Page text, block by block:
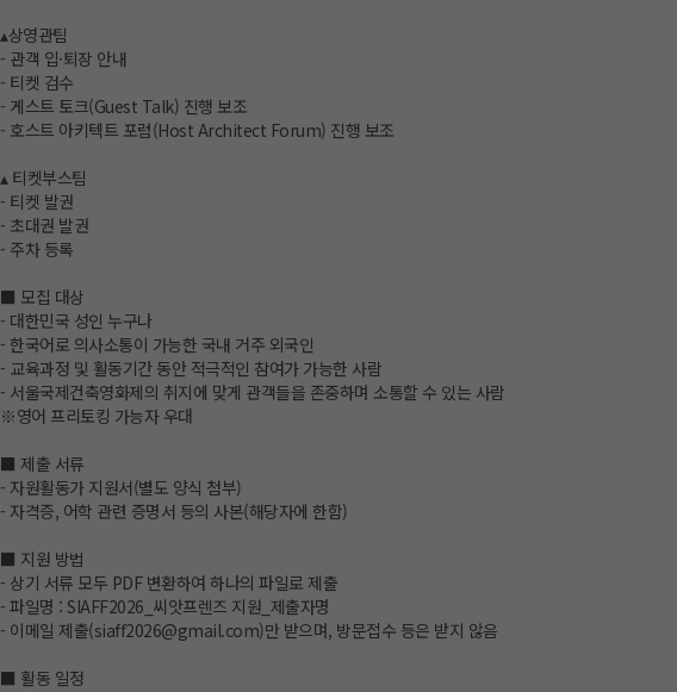
▴상영관팀
- 관객 입·퇴장 안내
- 티켓 검수
- 게스트 토크(Guest Talk) 진행 보조
- 호스트 아키텍트 포럼(Host Architect Forum) 진행 보조
▴ 티켓부스팀
- 티켓 발권
- 초대권 발권
- 주차 등록
■ 모집 대상
- 대한민국 성인 누구나
- 한국어로 의사소통이 가능한 국내 거주 외국인
- 교육과정 및 활동기간 동안 적극적인 참여가 가능한 사람
- 서울국제건축영화제의 취지에 맞게 관객들을 존중하며 소통할 수 있는 사람
※영어 프리토킹 가능자 우대
■ 제출 서류
- 자원활동가 지원서(별도 양식 첨부)
- 자격증, 어학 관련 증명서 등의 사본(해당자에 한함)
■ 지원 방법
- 상기 서류 모두 PDF 변환하여 하나의 파일로 제출
- 파일명 : SIAFF2026_씨앗프렌즈 지원_제출자명
- 이메일 제출(siaff2026@gmail.com)만 받으며, 방문접수 등은 받지 않음
■ 활동 일정